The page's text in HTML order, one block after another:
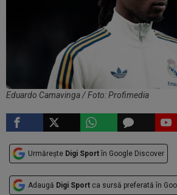
Eduardo Camavinga / Foto: Profimedia
Urmărește Digi Sport în Google Discover
Adaugă Digi Sport ca sursă preferată în